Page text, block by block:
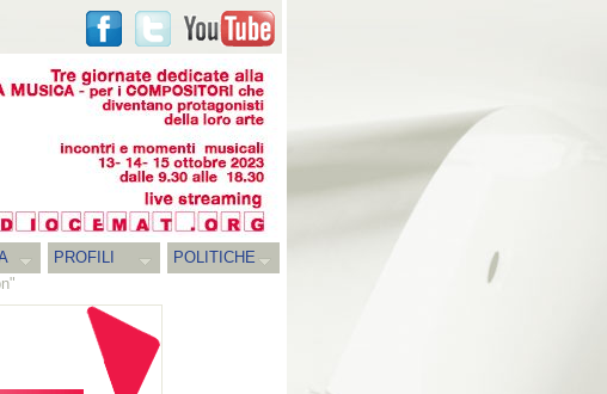
PROFILI
POLITICHE